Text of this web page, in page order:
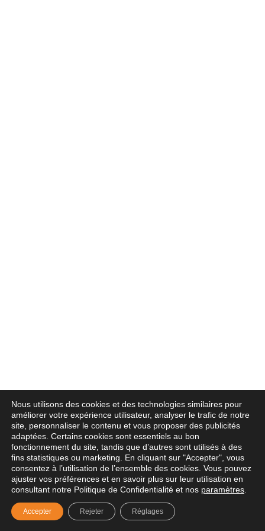
Nous utilisons des cookies et des technologies similaires pour
améliorer votre expérience utilisateur, analyser le trafic de notre
site, personnaliser le contenu et vous proposer des publicités
adaptées. Certains cookies sont essentiels au bon
fonctionnement du site, tandis que d’autres sont utilisés à des
fins statistiques ou marketing. En cliquant sur "Accepter", vous
consentez à l’utilisation de l’ensemble des cookies. Vous pouvez
ajuster vos préférences et en savoir plus sur leur utilisation en
consultant notre Politique de Confidentialité et nos paramètres
Accepter Rejeter Réglages